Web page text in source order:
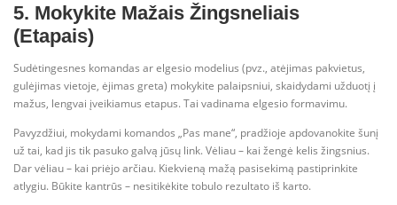
5. Mokykite Mažais Žingsneliais
(Etapais)
Sudėtingesnes komandas ar elgesio modelius (pvz., atėjimas pakvietus,
gulėjimas vietoje, ėjimas greta) mokykite palaipsniui, skaidydami užduotį į
mažus, lengvai įveikiamus etapus. Tai vadinama elgesio formavimu.
Pavyzdžiui, mokydami komandos „Pas mane“, pradžioje apdovanokite šunį
už tai, kad jis tik pasuko galvą jūsų link. Vėliau – kai žengė kelis žingsnius.
Dar vėliau – kai priėjo arčiau. Kiekvieną mažą pasisekimą pastiprinkite
atlygiu. Būkite kantrūs – nesitikėkite tobulo rezultato iš karto.